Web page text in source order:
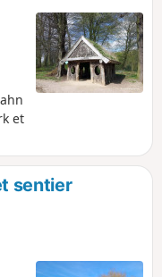
et
les
sentier